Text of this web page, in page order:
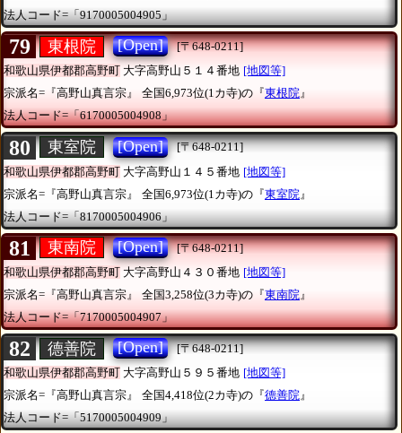
法人コード=「9170005004905」
79 東根院 [Open]
[〒648-0211]
和歌山県伊都郡高野町 大字高野山５１４番地 [地図等]
宗派名=『高野山真言宗』
全国6,973位(1カ寺)の『東根院』
法人コード=「6170005004908」
80 東室院 [Open]
[〒648-0211]
和歌山県伊都郡高野町 大字高野山１４５番地 [地図等]
宗派名=『高野山真言宗』
全国6,973位(1カ寺)の『東室院 』
法人コード=「8170005004906」
81 東南院 [Open]
[〒648-0211]
和歌山県伊都郡高野町 大字高野山４３０番地 [地図等]
宗派名=『高野山真言宗』
全国3,258位(3カ寺)の『東南院 』
法人コード=「7170005004907」
82 德善院 [Open]
[〒648-0211]
和歌山県伊都郡高野町 大字高野山５９５番地 [地図等]
宗派名=『高野山真言宗』
全国4,418位(2カ寺)の『德善院』
法人コード=「5170005004909」